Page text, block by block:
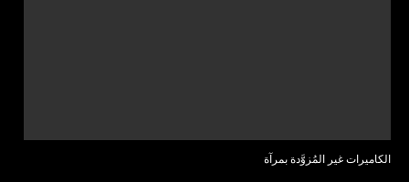
الكاميرات غير المُزوَّدة بمرآة